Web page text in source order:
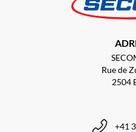
Rue de
2504
+41